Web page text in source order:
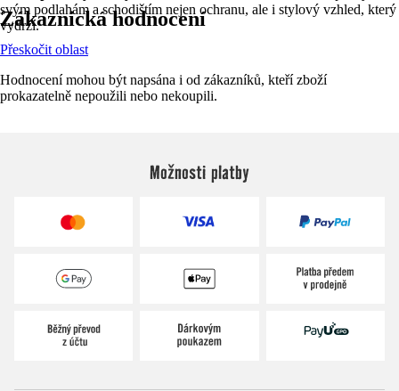
svým podlahám a schodištím nejen ochranu, ale i stylový vzhled, který
vydrží.
Zákaznická hodnocení
Přeskočit oblast
Hodnocení mohou být napsána i od zákazníků, kteří zboží
prokazatelně nepoužili nebo nekoupili.
Možnosti platby